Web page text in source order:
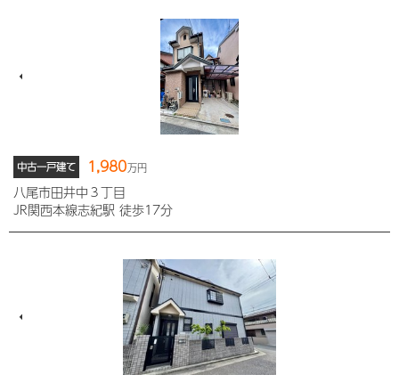
中古一戸建て 1,980万円
八尾市田井中３丁目
JR関西本線志紀駅 徒歩17分